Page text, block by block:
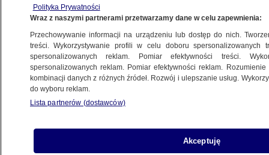
a to nie koniec ulew. Wiatr też zaatakuje
znowu
27.12.2013, 16:56
Udostępnij
południowej Anglii doprowadziły ulewne opady
związane z potężnym atlantyckim niżem, który
Polityka Prywatności
Wraz z naszymi partnerami przetwarzamy dane w celu zapewnienia:
Przechowywanie informacji na urządzeniu lub dostęp do nich.
treści. Wykorzystywanie profili w celu doboru spersonalizowanych
spersonalizowanych reklam. Pomiar efektywności treści.
spersonalizowanych reklam. Pomiar efektywności reklam.
kombinacji danych z różnych źródeł. Rozwój i ulepszanie usług.
do wyboru reklam.
Lista partnerów (dostawców)
Akceptuję